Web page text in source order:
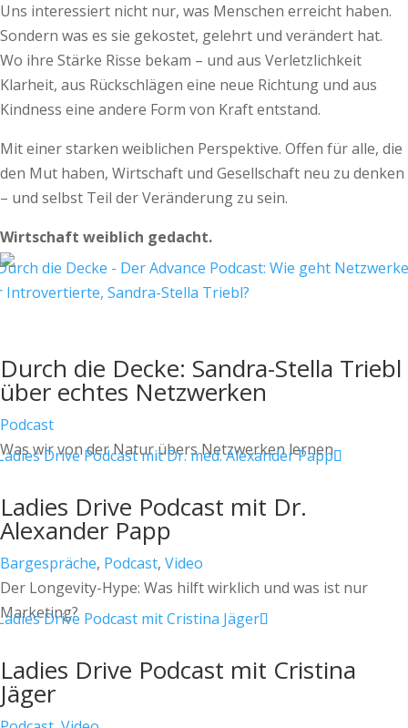
Uns interessiert nicht nur, was Menschen erreicht haben.
Sondern was es sie gekostet, gelehrt und verändert hat.
Wo ihre Stärke Risse bekam – und aus Verletzlichkeit
Klarheit, aus Rückschlägen eine neue Richtung und aus
Kindness eine andere Form von Kraft entstand.
Mit einer starken weiblichen Perspektive. Offen für alle, die
den Mut haben, Wirtschaft und Gesellschaft neu zu denken
– und selbst Teil der Veränderung zu sein.
Wirtschaft weiblich gedacht.
Durch die Decke: Sandra-Stella Triebl
über echtes Netzwerken
Podcast
Was wir von der Natur übers Netzwerken lernen
Ladies Drive Podcast mit Dr.
Alexander Papp
Bargespräche, Podcast, Video
Der Longevity-Hype: Was hilft wirklich und was ist nur
Marketing?
Ladies Drive Podcast mit Cristina
Jäger